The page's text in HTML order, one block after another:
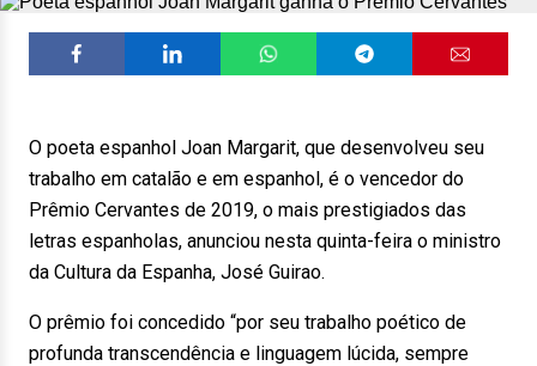
O poeta espanhol Joan Margarit, que desenvolveu seu
trabalho em catalão e em espanhol, é o vencedor do
Prêmio Cervantes de 2019, o mais prestigiados das
letras espanholas, anunciou nesta quinta-feira o ministro
da Cultura da Espanha, José Guirao.
O prêmio foi concedido “por seu trabalho poético de
profunda transcendência e linguagem lúcida, sempre